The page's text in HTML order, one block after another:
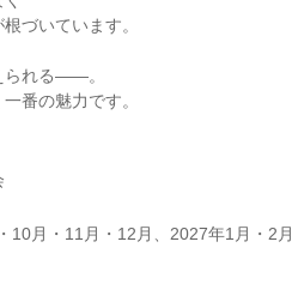
づいています。
られる――。
番の魅力です。
10月・11月・12月、2027年1月・2月